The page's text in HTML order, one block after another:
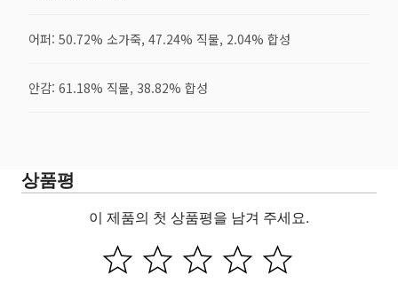
어퍼: 50.72% 소가죽, 47.24% 직물, 2.04% 합성
안감: 61.18% 직물, 38.82% 합성
상품평
이 제품의 첫 상품평을 남겨 주세요.